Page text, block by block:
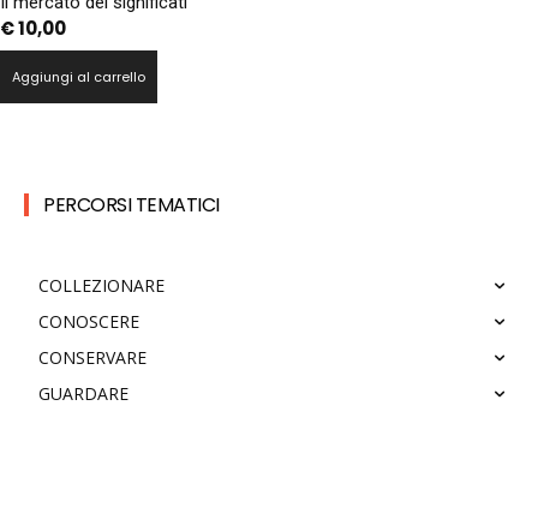
€10,00
Aggiungi al carrello
PERCORSI TEMATICI
COLLEZIONARE
CONOSCERE
CONSERVARE
GUARDARE